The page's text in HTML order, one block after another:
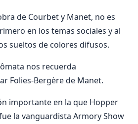
de Courbet y Manet, no es
en los temas sociales y al
sueltos de colores difusos.
nos recuerda
Folies-Bergère de Manet.
importante en la que Hopper
la vanguardista Armory Show